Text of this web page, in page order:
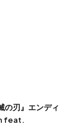
feat.